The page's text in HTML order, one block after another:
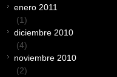
enero 2011
(1)
diciembre 2010
(4)
noviembre 2010
(2)